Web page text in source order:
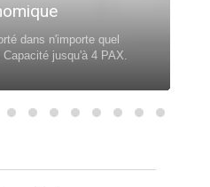
dans n'importe quel
jusqu'à 4 PAX.